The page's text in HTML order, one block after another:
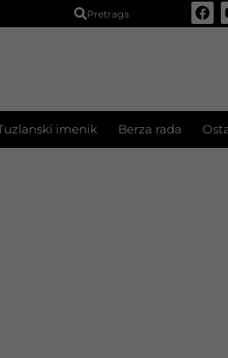
Pretraga
imenik Berza rada